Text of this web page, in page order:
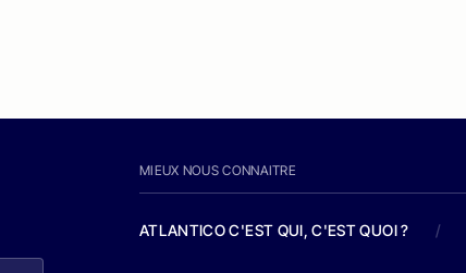
MIEUX NOUS CONNAITRE
ATLANTICO C'EST QUI, C'EST QUOI ? /